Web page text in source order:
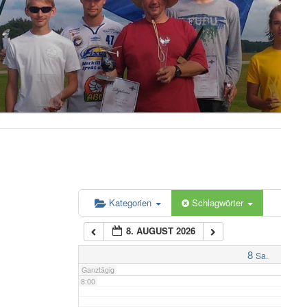
Kategorien Schlagwörter
8. AUGUST 2026
8 Sa.
Ganztägig
2:00
3:00
4:00
6:00
7:00
8:00